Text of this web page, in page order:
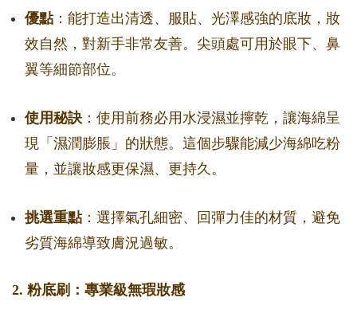
優點：能打造出清透、服貼、光澤感強的底妝，妝
效自然，對新手非常友善。尖頭處可用於眼下、鼻
翼等細節部位。
使用秘訣 ：使用前務必用水浸濕並擰乾，讓海綿呈
現「濕潤膨脹」的狀態。這個步驟能減少海綿吃粉
量，並讓妝感更保濕、更持久。
挑選重點：選擇氣孔細密、回彈力佳的材質，避免
劣質海綿導致膚況過敏。
2. 粉底刷：專業級無瑕妝感